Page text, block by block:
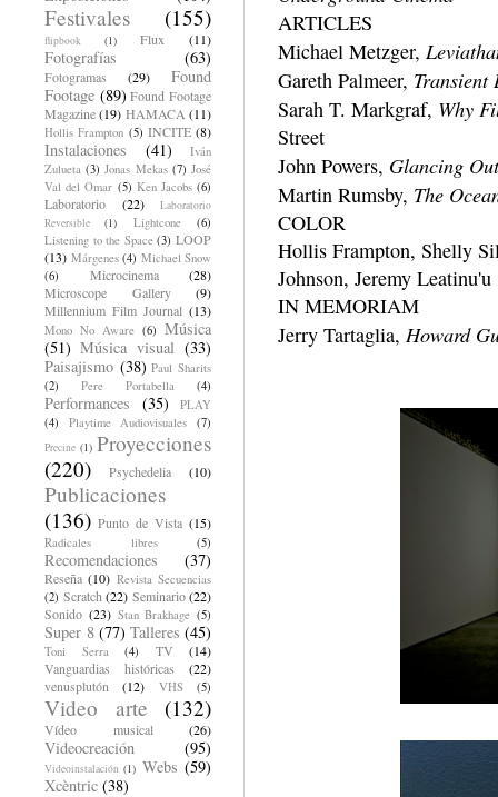
ARTICLES
Michael Metzger,
Gareth Palmeer, Transient
Sarah T. Markgraf, Why
Street
John Powers, Glancing
Martin Rumsby, The
COLOR
Hollis Frampton, Shelly
Johnson, Jeremy Leatinu'u
IN MEMORIAM
Jerry Tartaglia, Howard
Festivales (155)
flipbook (1) Flux (11)
Fotografías (63)
Fotogramas (29)
Found
Footage (89) Found Footage
Magazine (19) HAMACA (11)
Hollis Frampton (5) INCITE (8)
Instalaciones (41)
Iván
Zulueta (3) Jonas Mekas (7) José
Val del Omar (5) Ken Jacobs (6)
Laboratorio (22)
Laboratorio
Reversible
(1) Lightcone
(6)
Listening to the Space (3) LOOP
(13) Márgenes (4) Michael Snow
(6)
Microcinema
(28)
Microscope Gallery
(9)
Millennium Film Journal (13)
Mono No Aware (6) Música
(51) Música visual (33)
Paisajismo (38) Paul Sharits
(2)
Pere Portabella (4)
Performances (35)
PLAY
(4)
Playtime Audiovisuales (7)
Precine (1) Proyecciones
(220)
Psychedelia (10)
Publicaciones
(136) Punto de Vista (15)
Radicales libres (5)
Recomendaciones (37)
Reseña (10) Revista Secuencias
(2) Scratch (22) Seminario (22)
Sonido (23) Stan Brakhage (5)
Super 8 (77) Talleres (45)
Toni Serra (4) TV
(14)
Vanguardias históricas
(22)
venusplutón
(12) VHS (5)
Video arte (132)
Vídeo musical (26)
Videocreación (95)
Videoinstalación (1) Webs (59)
Xcèntric (38)